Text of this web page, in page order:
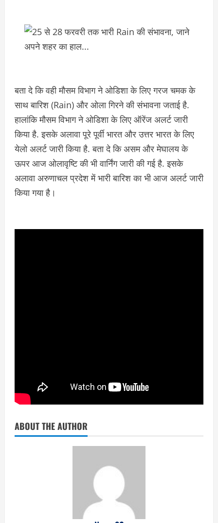
बता दे कि वही मौसम विभाग ने ओडिशा के लिए गरज चमक के
साथ बारिश (Rain) और ओला गिरने की संभावना जताई है.
हालांकि मौसम विभाग ने ओडिशा के लिए ऑरेंज अलर्ट जारी
किया है. इसके अलावा पूरे पूर्वी भारत और उत्तर भारत के लिए
येलो अलर्ट जारी किया है. बता दे कि असम और मेघालय के
ऊपर आज ओलावृष्टि की भी वार्निंग जारी की गई है. इसके
अलावा अरुणाचल प्रदेश में भारी बारिश का भी आज अलर्ट जारी
किया गया है।
ABOUT THE AUTHOR